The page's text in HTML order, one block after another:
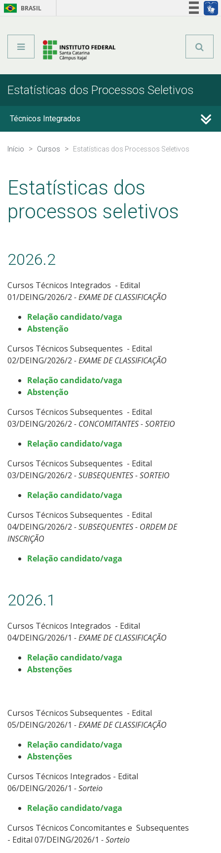
BRASIL
Estatísticas dos Processos Seletivos
Técnicos Integrados
Técnicos Subsequentes
Graduação
Especialização
Todos os Cursos
Processo de Inscrição
Resultados
Como posso estudar no IFSC?
Processos Seletivos
Inscrições e acompanhamento
Vagas Ociosas
Provas e Gabaritos
Estatísticas dos Processos Seletivos
Início Cursos Estatísticas dos Processos Seletivos
Estatísticas dos
processos seletivos
2026.2
Cursos Técnicos Integrados - Edital
01/DEING/2026/2 - EXAME DE CLASSIFICAÇÃO
Relação candidato/vaga
Abstenção
Cursos Técnicos Subsequentes - Edital
02/DEING/2026/2 - EXAME DE CLASSIFICAÇÃO
Relação candidato/vaga
Abstenção
Cursos Técnicos Subsequentes - Edital
03/DEING/2026/2 - CONCOMITANTES - SORTEIO
Relação candidato/vaga
Cursos Técnicos Subsequentes - Edital
03/DEING/2026/2 - SUBSEQUENTES - SORTEIO
Relação candidato/vaga
Cursos Técnicos Subsequentes - Edital
04/DEING/2026/2 - SUBSEQUENTES - ORDEM DE
INSCRIÇÃO
Relação candidato/vaga
2026.1
Cursos Técnicos Integrados - Edital
04/DEING/2026/1 - EXAME DE CLASSIFICAÇÃO
Relação candidato/vaga
Abstenções
Cursos Técnicos Subsequentes - Edital
05/DEING/2026/1 - EXAME DE CLASSIFICAÇÃO
Relação candidato/vaga
Abstenções
Cursos Técnicos Integrados - Edital
06/DEING/2026/1 - Sorteio
Relação candidato/vaga
Cursos Técnicos Concomitantes e Subsequentes
- Edital 07/DEING/2026/1 - Sorteio